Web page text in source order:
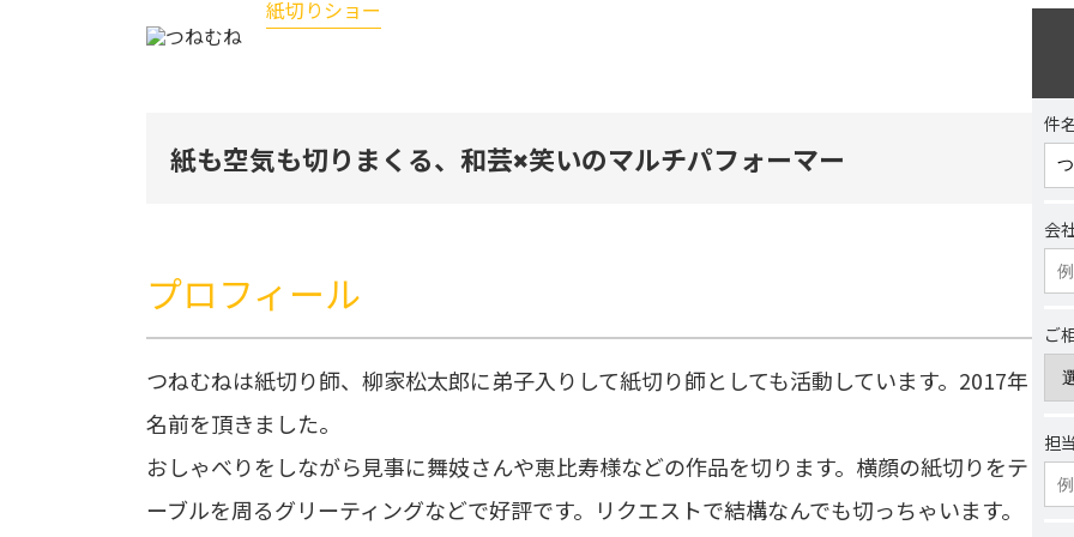
紙切りショー
紙も空気も切りまくる、和芸✖️笑いのマルチパフォーマー
プロフィール
つねむねは紙切り師、柳家松太郎に弟子入りして紙切り師としても活動しています。2017年
名前を頂きました。
おしゃべりをしながら見事に舞妓さんや恵比寿様などの作品を切ります。横顔の紙切りをテ
ーブルを周るグリーティングなどで好評です。リクエストで結構なんでも切っちゃいます。
件
会
ご
担